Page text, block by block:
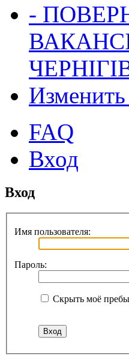
-
FAQ
Вход
Вход
Имя пользователя:
Пароль:
Скрыть моё